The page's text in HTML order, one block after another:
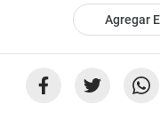
Agregar